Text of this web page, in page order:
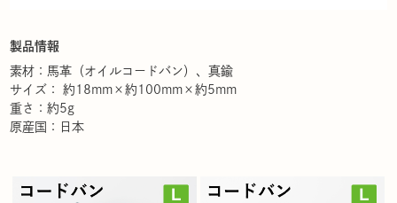
製品情報
素材：馬革（オイルコードバン）、真鍮
サイズ： 約18mm×約100mm×約5mm
重さ：約5g
原産国：日本